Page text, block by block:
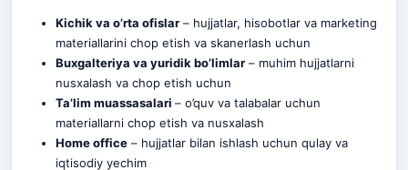
Kichik va o’rta ofislar– hujjatlar, hisobotlar va marketing
materiallarini chop etish va skanerlash uchun
Buxgalteriya va yuridik bo’limlar– muhim hujjatlarni
nusxalash va chop etish uchun
Ta’lim muassasalari – o’quv va talabalar uchun
materiallarni chop etish va nusxalash
Home office– hujjatlar bilan ishlash uchun qulay va
iqtisodiy yechim